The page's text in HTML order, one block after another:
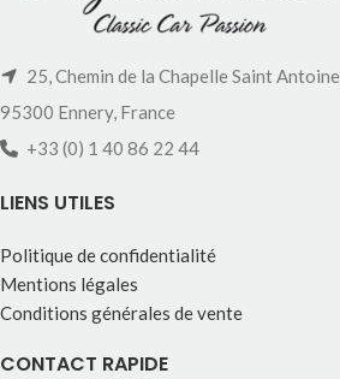
25, Chemin de la Chapelle Saint Antoine
95300 Ennery, France
+33 (0) 1 40 86 22 44
LIENS UTILES
Politique de confidentialité
Mentions légales
Conditions générales de vente
CONTACT RAPIDE